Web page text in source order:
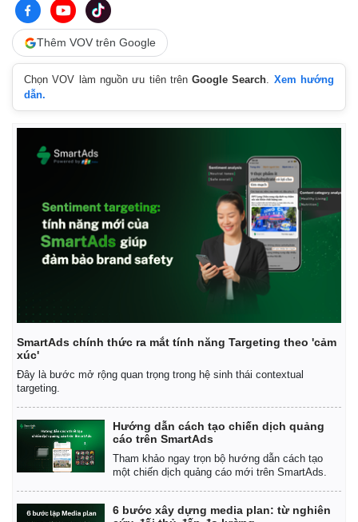
Thêm VOV trên Google
Chọn VOV làm nguồn ưu tiên trênGoogle Search. Xem hướng
dẫn.
SmartAds chính thức ra mắt tính năng Targeting theo 'cảm
xúc'
Đây là bước mở rộng quan trọng trong hệ sinh thái contextual
targeting.
Hướng dẫn cách tạo chiến dịch quảng
cáo trên SmartAds
Tham khảo ngay trọn bộ hướng dẫn cách tạo
một chiến dịch quảng cáo mới trên SmartAds.
6 bước xây dựng media plan: từ nghiên